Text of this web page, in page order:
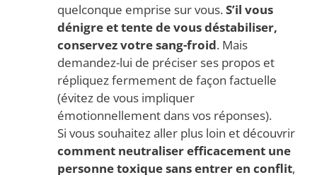
quelconque emprise sur vous.S’il vous
dénigre et tente de vous déstabiliser,
conservez votre sang-froid. Mais
demandez-lui de préciser ses propos et
répliquez fermement de façon factuelle
(évitez de vous impliquer
émotionnellement dans vos réponses).
Si vous souhaitez aller plus loin et découvrir
comment neutraliser efficacement une
personne toxique sans entrer en conflit,